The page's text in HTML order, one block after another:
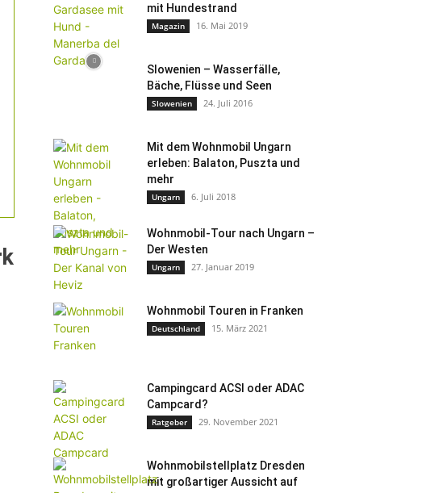
mit Hundestrand
Magazin 16. Mai 2019
Slowenien – Wasserfälle,
Bäche, Flüsse und Seen
Slowenien 24. Juli 2016
Mit dem Wohnmobil Ungarn
erleben: Balaton, Puszta und
mehr
Ungarn 6. Juli 2018
Wohnmobil-Tour nach Ungarn –
Der Westen
Ungarn 27. Januar 2019
Wohnmobil Touren in Franken
Deutschland 15. März 2021
Campingcard ACSI oder ADAC
Campcard?
Ratgeber 29. November 2021
Wohnmobilstellplatz Dresden
mit großartiger Aussicht auf